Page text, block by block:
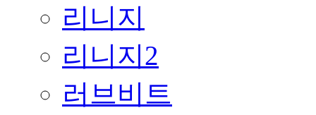
리니지
리니지2
러브비트